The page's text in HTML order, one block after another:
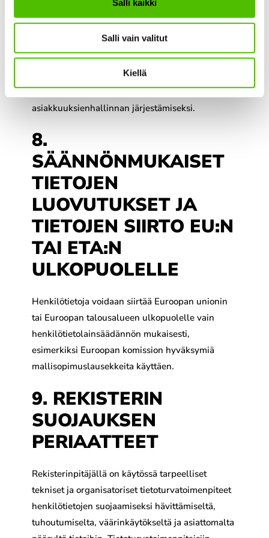
Salli kaikki
Salli vain valitut
Kiellä
Henkilötietoja voidaan luovuttaa Pori Energia -
konsernin sisällä, mikäli se on
tarkoituksenmukaista esimerkiksi
asiakkuuksienhallinnan järjestämiseksi.
8.
SÄÄNNÖNMUKAISET
TIETOJEN
LUOVUTUKSET JA
TIETOJEN SIIRTO EU:N
TAI ETA:N
ULKOPUOLELLE
Henkilötietoja voidaan siirtää Euroopan unionin
tai Euroopan talousalueen ulkopuolelle vain
henkilötietolainsäädännön mukaisesti,
esimerkiksi Euroopan komission hyväksymiä
mallisopimuslausekkeita käyttäen.
9. REKISTERIN
SUOJAUKSEN
PERIAATTEET
Rekisterinpitäjällä on käytössä tarpeelliset
tekniset ja organisatoriset tietoturvatoimenpiteet
henkilötietojen suojaamiseksi hävittämiseltä,
tuhoutumiselta, väärinkäytökseltä ja asiattomalta